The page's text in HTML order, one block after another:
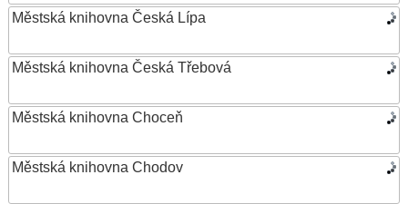
Městská knihovna Česká Lípa
Městská knihovna Česká Třebová
Městská knihovna Choceň
Městská knihovna Chodov